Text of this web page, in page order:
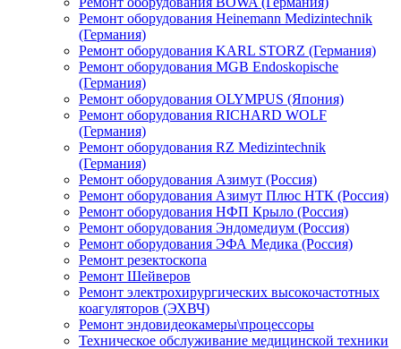
Ремонт оборудования Heinemann Medizintechnik
(Германия)
Ремонт оборудования KARL STORZ (Германия)
Ремонт оборудования MGB Endoskopische
(Германия)
Ремонт оборудования OLYMPUS (Япония)
Ремонт оборудования RICHARD WOLF
(Германия)
Ремонт оборудования RZ Medizintechnik
(Германия)
Ремонт оборудования Азимут (Россия)
Ремонт оборудования Азимут Плюс НТК (Россия)
Ремонт оборудования НФП Крыло (Россия)
Ремонт оборудования Эндомедиум (Россия)
Ремонт оборудования ЭФА Медика (Россия)
Ремонт резектоскопа
Ремонт Шейверов
Ремонт электрохирургических высокочастотных
коагуляторов (ЭХВЧ)
Ремонт эндовидеокамеры\процессоры
Техническое обслуживание медицинской техники